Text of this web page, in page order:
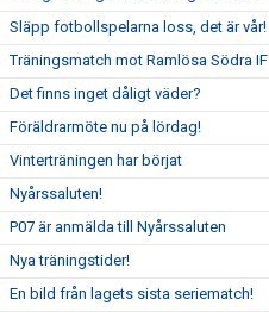
Släpp fotbollspelarna loss, det är vår!
Träningsmatch mot Ramlösa Södra IF
Det finns inget dåligt väder?
Föräldrarmöte nu på lördag!
Vinterträningen har börjat
Nyårssaluten!
P07 är anmälda till Nyårssaluten
Nya träningstider!
En bild från lagets sista seriematch!